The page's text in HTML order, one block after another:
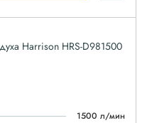
Harrison HRS-D981500
1500 л/мин